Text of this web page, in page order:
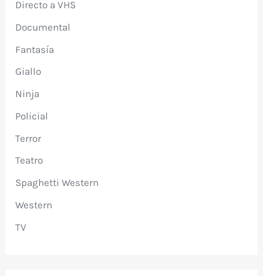
Directo a VHS
Documental
Fantasía
Giallo
Ninja
Policial
Terror
Teatro
Spaghetti Western
Western
TV